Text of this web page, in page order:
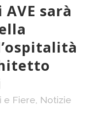
sarà
e Fiere, Notizie